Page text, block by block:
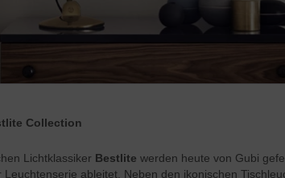
Collection
Lichtklassiker Bestlite werden heute von Gubi
Leuchtenserie ableitet. Neben den ikonischen